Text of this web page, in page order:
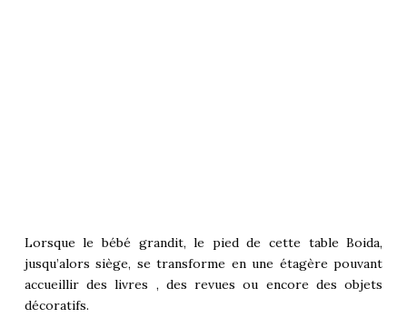
Lorsque le bébé grandit, le pied de cette table Boida,
jusqu’alors siège, se transforme en une étagère pouvant
accueillir des livres , des revues ou encore des objets
décoratifs.